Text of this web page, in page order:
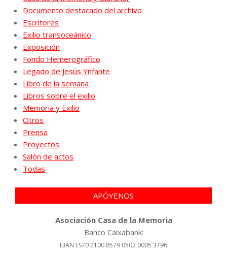
Documento destacado del archivo
Escritores
Exilio transoceánico
Exposición
Fondo Hemerográfico
Legado de Jesús Ynfante
Libro de la semana
Libros sobre el exilio
Memoria y Exilio
Otros
Prensa
Proyectos
Salón de actos
Todas
APÓYENOS
Asociación Casa de la Memoria
Banco Caixabank:
IBAN ES70 2100 8579 0502 0005 3796